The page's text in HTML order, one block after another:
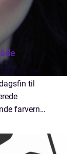
der
til
farverne,